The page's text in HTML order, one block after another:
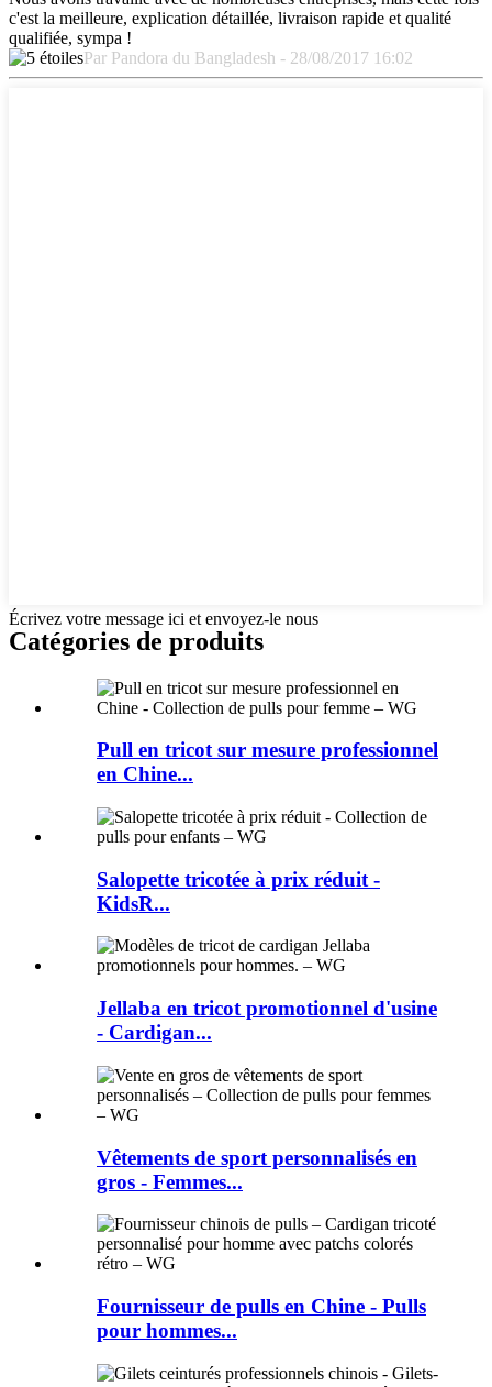
c'est la meilleure, explication détaillée, livraison rapide et qualité
qualifiée, sympa !
Par Pandora du Bangladesh - 28/08/2017 16:02
Écrivez votre message ici et envoyez-le nous
Catégories de produits
Pull en tricot sur mesure professionnel
en Chine...
Salopette tricotée à prix réduit -
KidsR...
Jellaba en tricot promotionnel d'usine
- Cardigan...
Vêtements de sport personnalisés en
gros - Femmes...
Fournisseur de pulls en Chine - Pulls
pour hommes...